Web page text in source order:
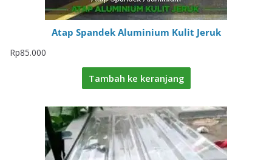
Atap Spandek Aluminium Kulit Jeruk
Rp85.000
Tambah ke keranjang